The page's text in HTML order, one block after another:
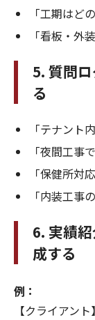
「工期はど
「看板・外
5. 質問
る
「テナント
「夜間工事
「保健所対
「内装工事
6. 実績
成する
例：
【クライアン